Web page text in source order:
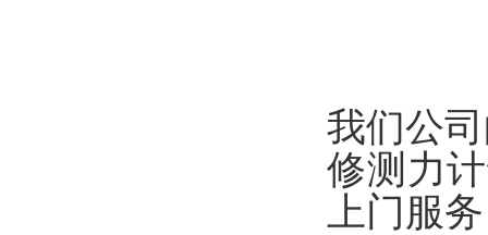
我们公
修测力
上门服